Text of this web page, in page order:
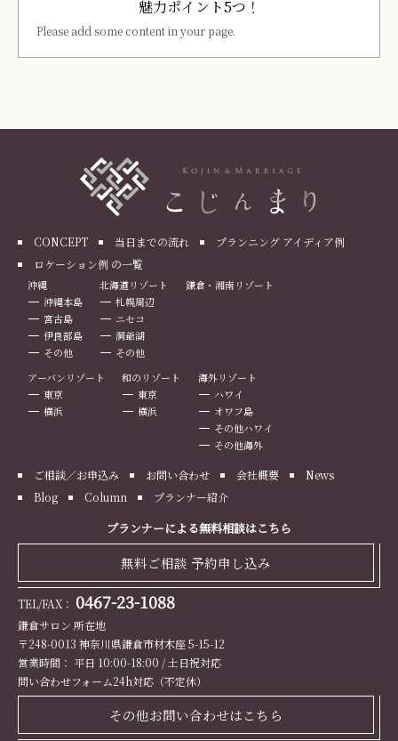
魅力ポイント5つ！
Please add some content in your page.
CONCEPT 当日までの流れ
プランニング アイディア例
ロケーション例 の一覧
沖縄
沖縄本島
宮古島
伊良部島
その他
北海道リゾート
札幌周辺
ニセコ
洞爺湖
その他
鎌倉・湘南リゾート
アーバンリゾート
東京
横浜
和のリゾート
東京
横浜
海外リゾート
ハワイ
オワフ島
その他ハワイ
その他海外
ご相談／お申込み お問い合わせ 会社概要
News
Blog
Column プランナー紹介
プランナーによる無料相談はこちら
無料ご相談 予約申し込み
TEL/FAX： 0467-23-1088
鎌倉サロン 所在地
〒248-0013 神奈川県鎌倉市材木座 5-15-12
営業時間： 平日 10:00-18:00 / 土日祝対応
問い合わせフォーム24h対応（不定休）
その他お問い合わせはこちら